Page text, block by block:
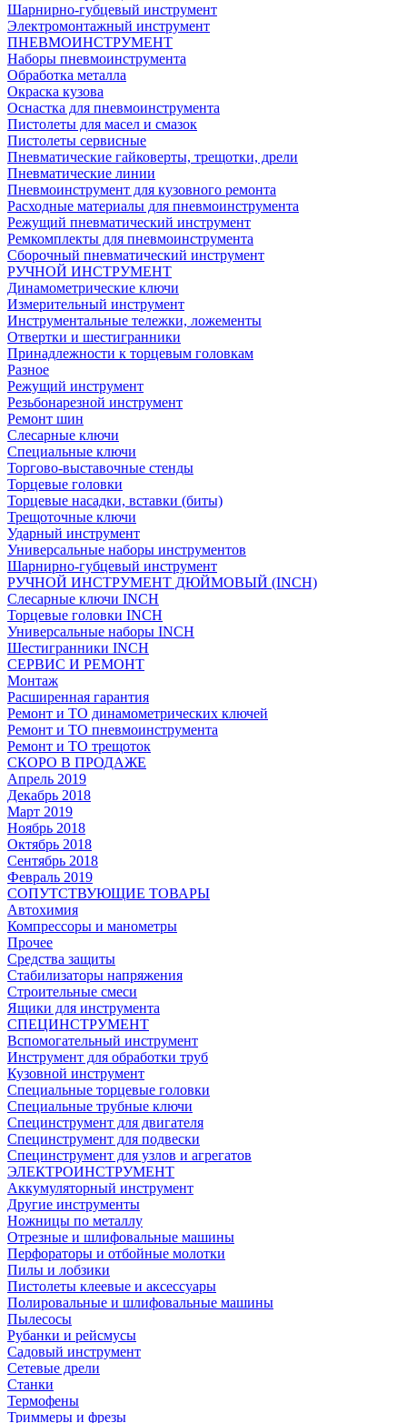
Шарнирно-губцевый инструмент
Электромонтажный инструмент
ПНЕВМОИНСТРУМЕНТ
Наборы пневмоинструмента
Обработка металла
Окраска кузова
Оснастка для пневмоинструмента
Пистолеты для масел и смазок
Пистолеты сервисные
Пневматические гайковерты, трещотки, дрели
Пневматические линии
Пневмоинструмент для кузовного ремонта
Расходные материалы для пневмоинструмента
Режущий пневматический инструмент
Ремкомплекты для пневмоинструмента
Сборочный пневматический инструмент
РУЧНОЙ ИНСТРУМЕНТ
Динамометрические ключи
Измерительный инструмент
Инструментальные тележки, ложементы
Отвертки и шестигранники
Принадлежности к торцевым головкам
Разное
Режущий инструмент
Резьбонарезной инструмент
Ремонт шин
Слесарные ключи
Специальные ключи
Торгово-выставочные стенды
Торцевые головки
Торцевые насадки, вставки (биты)
Трещоточные ключи
Ударный инструмент
Универсальные наборы инструментов
Шарнирно-губцевый инструмент
РУЧНОЙ ИНСТРУМЕНТ ДЮЙМОВЫЙ (INCH)
Слесарные ключи INCH
Торцевые головки INCH
Универсальные наборы INCH
Шестигранники INCH
СЕРВИС И РЕМОНТ
Монтаж
Расширенная гарантия
Ремонт и ТО динамометрических ключей
Ремонт и ТО пневмоинструмента
Ремонт и ТО трещоток
СКОРО В ПРОДАЖЕ
Апрель 2019
Декабрь 2018
Март 2019
Ноябрь 2018
Октябрь 2018
Сентябрь 2018
Февраль 2019
СОПУТСТВУЮЩИЕ ТОВАРЫ
Автохимия
Компрессоры и манометры
Прочее
Средства защиты
Стабилизаторы напряжения
Строительные смеси
Ящики для инструмента
СПЕЦИНСТРУМЕНТ
Вспомогательный инструмент
Инструмент для обработки труб
Кузовной инструмент
Специальные торцевые головки
Специальные трубные ключи
Специнструмент для двигателя
Специнструмент для подвески
Специнструмент для узлов и агрегатов
ЭЛЕКТРОИНСТРУМЕНТ
Аккумуляторный инструмент
Другие инструменты
Ножницы по металлу
Отрезные и шлифовальные машины
Перфораторы и отбойные молотки
Пилы и лобзики
Пистолеты клеевые и аксессуары
Полировальные и шлифовальные машины
Пылесосы
Рубанки и рейсмусы
Садовый инструмент
Сетевые дрели
Станки
Термофены
Триммеры и фрезы